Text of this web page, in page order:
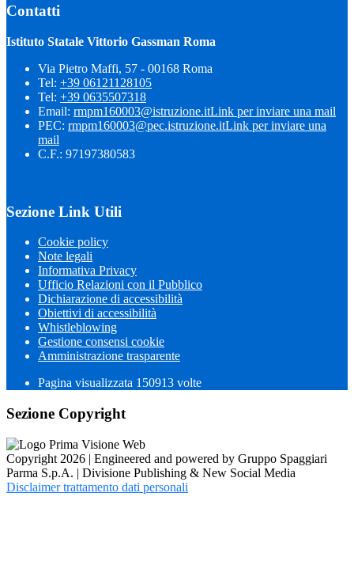
Contatti
Istituto Statale Vittorio Gassman Roma
Via Pietro Maffi, 57 - 00168 Roma
Tel: +39 06121128105
Tel: +39 0635507318
Email: rmpm160003@istruzione.itLink per inviare una mail
PEC: rmpm160003@pec.istruzione.itLink per inviare una
mail
C.F.: 97197380583
Sezione Link Utili
Cookie policy
Note legali
Informativa Privacy
Ufficio Relazioni con il Pubblico
Dichiarazione di accessibilità
Obiettivi di accessibilità
Whistleblowing
Gestione consensi cookie
Amministrazione trasparente
Pagina visualizzata 150913 volte
Sezione Copyright
Copyright 2026 | Engineered and powered by Gruppo Spaggiari
Parma S.p.A. | Divisione Publishing & New Social Media
Disclaimer trattamento dati personali